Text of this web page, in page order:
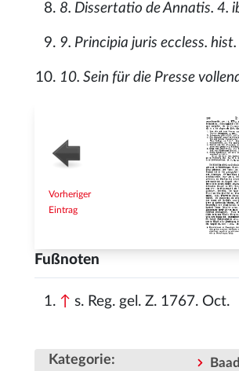
8. Dissertatio de Annatis. 4.
9. Principia juris eccless.
10. Sein für die Presse
Vorheriger
Eintrag
Fußnoten
↑ s. Reg. gel. Z. 1767. Oct.
Kategorie: